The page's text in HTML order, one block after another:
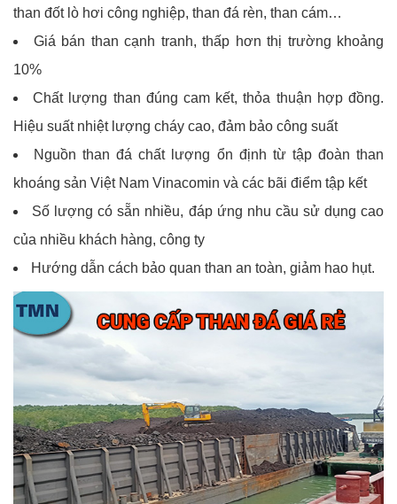
than đốt lò hơi công nghiệp, than đá rèn, than cám…
Giá bán than cạnh tranh, thấp hơn thị trường khoảng
10%
Chất lượng than đúng cam kết, thỏa thuận hợp đồng.
Hiệu suất nhiệt lượng cháy cao, đảm bảo công suất
Nguồn than đá chất lượng ổn định từ tập đoàn than
khoáng sản Việt Nam Vinacomin và các bãi điểm tập kết
Số lượng có sẵn nhiều, đáp ứng nhu cầu sử dụng cao
của nhiều khách hàng, công ty
Hướng dẫn cách bảo quan than an toàn, giảm hao hụt.